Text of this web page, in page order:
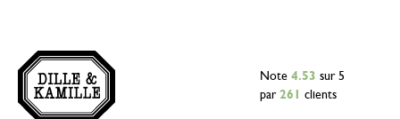
Note 4.53 sur 5
par 261 clients